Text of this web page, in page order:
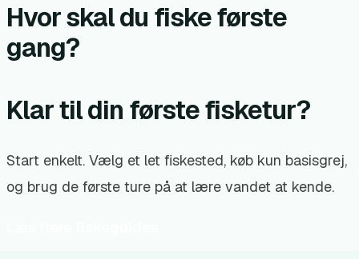
Hvor skal du fiske første
gang?
Klar til din første fisketur?
Start enkelt. Vælg et let fiskested, køb kun basisgrej,
og brug de første ture på at lære vandet at kende.